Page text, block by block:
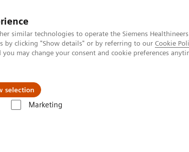
similar technologies to operate the Siemens
by clicking "Show details" or by referring to our Cookie
may change your consent and cookie preferences
selection
Marketing
führt in Deutschland ersten minimal-invasiven,